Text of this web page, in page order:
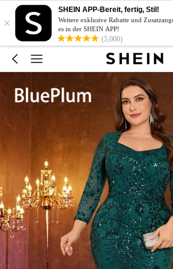
×
SHEIN APP-Bereit, fertig, Stil!
Weitere exklusive Rabatte und
es in der SHEIN APP!
(5,000)